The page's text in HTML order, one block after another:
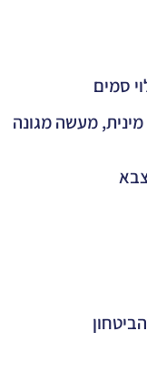
סמים
מעשה מגונה